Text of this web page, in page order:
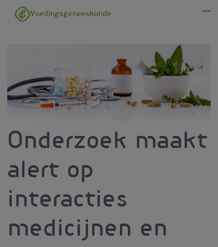
Overslaan en naar de inhoud gaan
Voedingsgeneeskunde
Onderzoek maakt
alert op
interacties
medicijnen en